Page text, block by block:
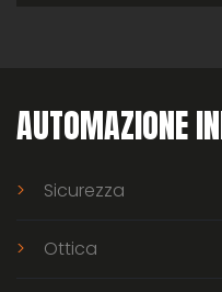
AUTOMAZIONE
Sicurezza
Ottica